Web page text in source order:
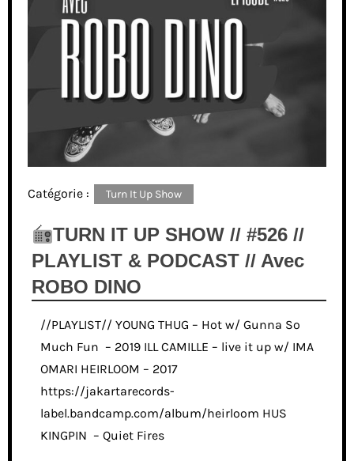
Catégorie : Turn It Up Show
TURN IT UP SHOW // #526 //
PLAYLIST & PODCAST // Avec
ROBO DINO
//PLAYLIST// YOUNG THUG – Hot w/ Gunna So
Much Fun – 2019 ILL CAMILLE – live it up w/ IMA
OMARI HEIRLOOM – 2017
https://jakartarecords-
label.bandcamp.com/album/heirloom HUS
KINGPIN – Quiet Fires